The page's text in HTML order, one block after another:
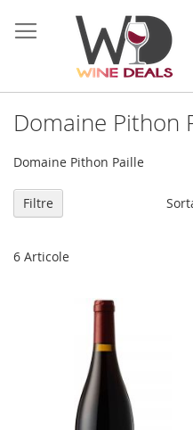
la
Continut
Domaine Pithon
Domaine Pithon Paille
6 Articole
Filtre